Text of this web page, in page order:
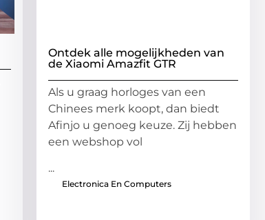
Ontdek alle mogelijkheden van
de Xiaomi Amazfit GTR
Als u graag horloges van een
Chinees merk koopt, dan biedt
Afinjo u genoeg keuze. Zij hebben
een webshop vol
...
Electronica En Computers